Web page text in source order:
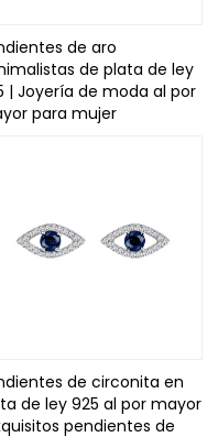
de aro
de plata de ley
| Joyería de moda al por
para mujer
de circonita en
de ley 925 al por mayor
pendientes de